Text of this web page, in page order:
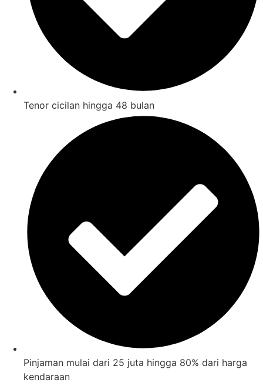
Tenor cicilan hingga 48 bulan
Pinjaman mulai dari 25 juta hingga 80% dari harga
kendaraan